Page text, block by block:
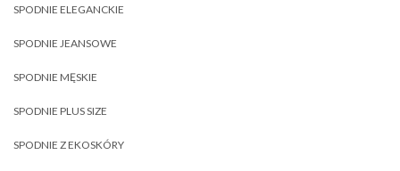
SPODNIE ELEGANCKIE
SPODNIE JEANSOWE
SPODNIE MĘSKIE
SPODNIE PLUS SIZE
SPODNIE Z EKOSKÓRY